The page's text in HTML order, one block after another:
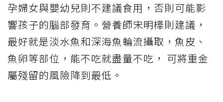
孕婦女與嬰幼兒則不建議食用，否則可能影
響孩子的腦部發育。營養師宋明樺則建議，
最好就是淡水魚和深海魚輪流攝取，魚皮、
魚卵等部位，能不吃就盡量不吃， 可將重金
屬殘留的風險降到最低。